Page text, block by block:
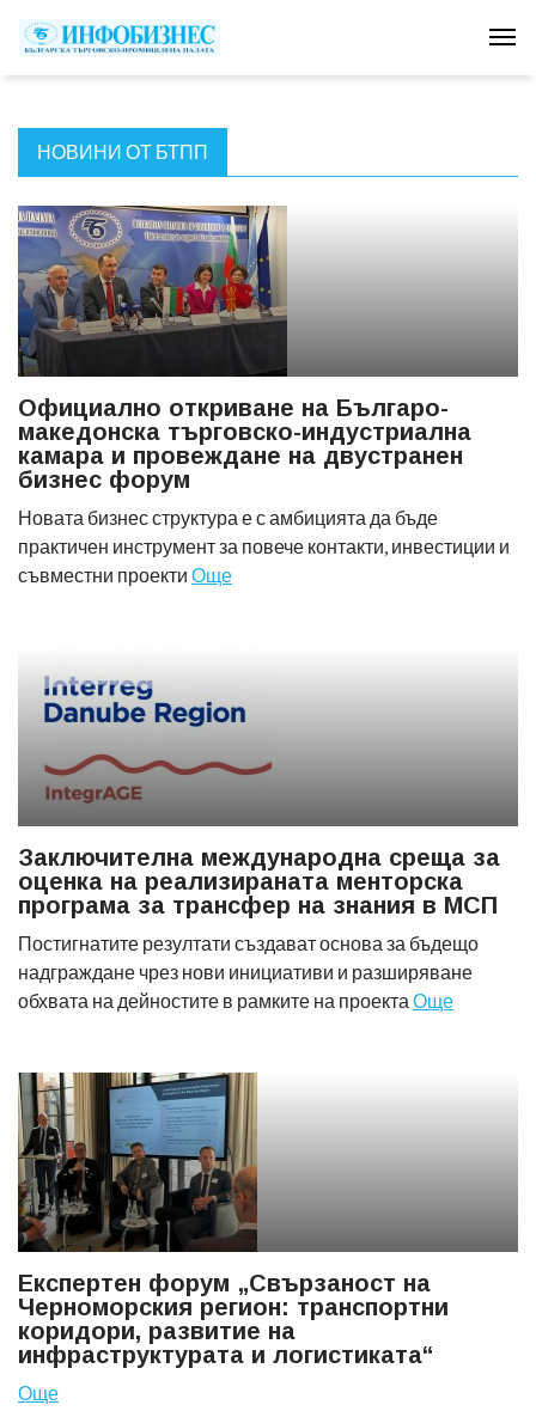
НОВИНИ ОТ БТПП
Официално откриване на Българо-
македонска търговско-индустриална
камара и провеждане на двустранен
бизнес форум
Новата бизнес структура е с амбицията да бъде
практичен инструмент за повече контакти, инвестиции и
съвместни проекти Още
Заключителна международна среща за
оценка на реализираната менторска
програма за трансфер на знания в МСП
Постигнатите резултати създават основа за бъдещо
надграждане чрез нови инициативи и разширяване
обхвата на дейностите в рамките на проекта Още
Експертен форум „Свързаност на
Черноморския регион: транспортни
коридори, развитие на
инфраструктурата и логистиката“
Още